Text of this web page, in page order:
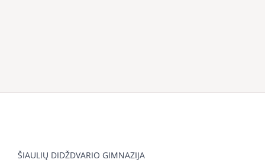
ŠIAULIŲ DIDŽDVARIO GIMNAZIJA